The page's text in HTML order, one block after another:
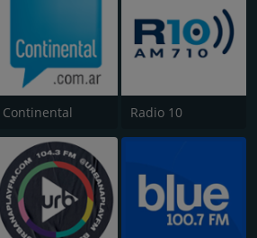
Continental Radio 10